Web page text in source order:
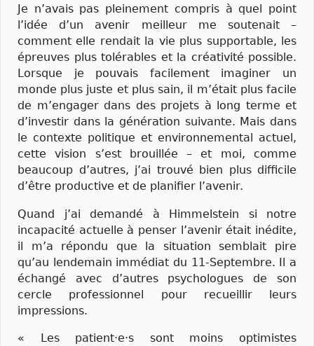
Je n’avais pas pleinement compris à quel point
l’idée d’un avenir meilleur me soutenait –
comment elle rendait la vie plus supportable, les
épreuves plus tolérables et la créativité possible.
Lorsque je pouvais facilement imaginer un
monde plus juste et plus sain, il m’était plus facile
de m’engager dans des projets à long terme et
d’investir dans la génération suivante. Mais dans
le contexte politique et environnemental actuel,
cette vision s’est brouillée – et moi, comme
beaucoup d’autres, j’ai trouvé bien plus difficile
d’être productive et de planifier l’avenir.
Quand j’ai demandé à Himmelstein si notre
incapacité actuelle à penser l’avenir était inédite,
il m’a répondu que la situation semblait pire
qu’au lendemain immédiat du 11-Septembre. Il a
échangé avec d’autres psychologues de son
cercle professionnel pour recueillir leurs
impressions.
« Les patient·e·s sont moins optimistes